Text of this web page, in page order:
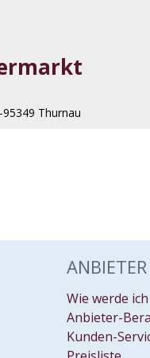
Thurnau
ANBIETER
Wie werde
Anbieter-
Kunden-